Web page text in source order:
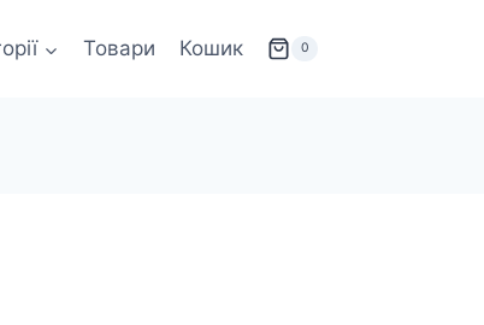
Товари Кошик 0